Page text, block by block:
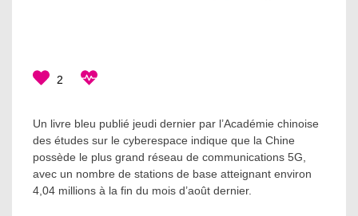
2
Un livre bleu publié jeudi dernier par l’Académie chinoise
des études sur le cyberespace indique que la Chine
possède le plus grand réseau de communications 5G,
avec un nombre de stations de base atteignant environ
4,04 millions à la fin du mois d’août dernier.